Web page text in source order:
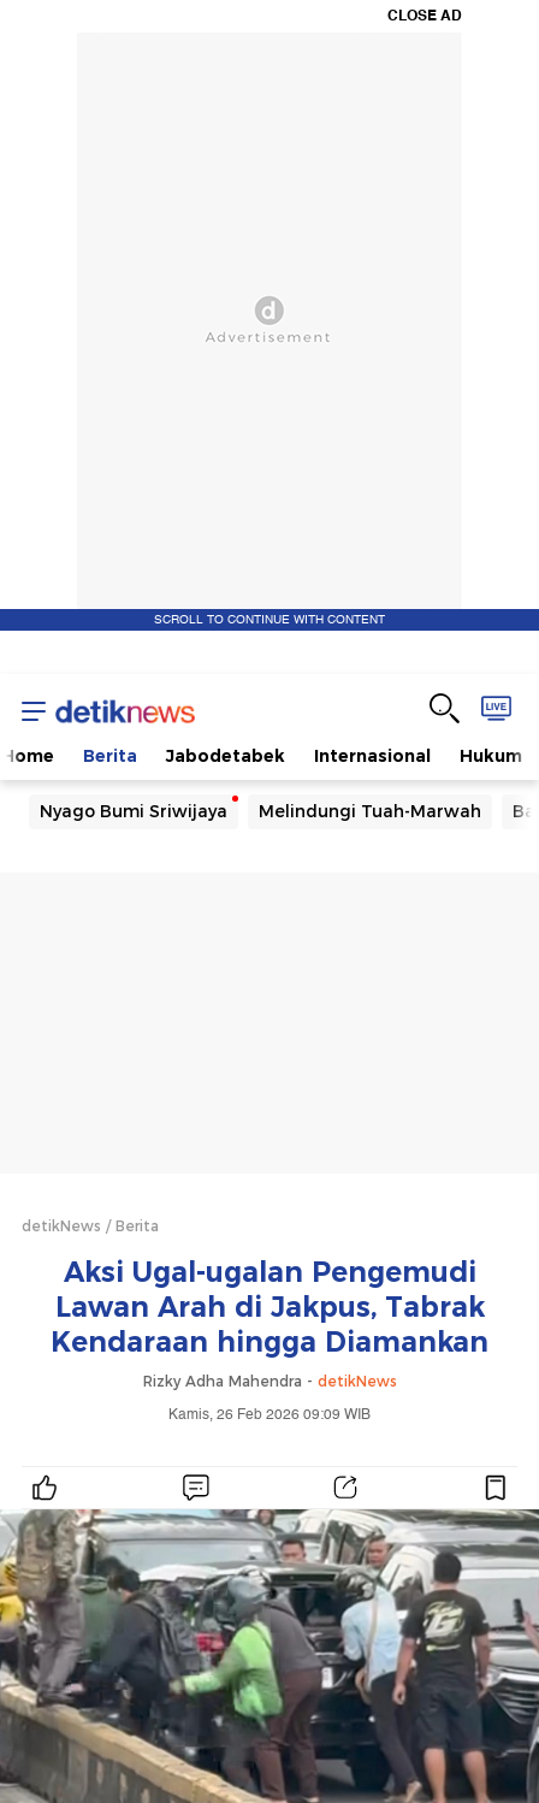
CLOSE AD
SCROLL TO CONTINUE WITH CONTENT
Home Berita Jabodetabek Internasional Hukum
Nyago Bumi Sriwijaya Melindungi Tuah-Marwah
detikNews Berita
Aksi Ugal-ugalan Pengemudi
Lawan Arah di Jakpus, Tabrak
Kendaraan hingga Diamankan
Rizky Adha Mahendra - detikNews
Kamis, 26 Feb 2026 09:09 WIB